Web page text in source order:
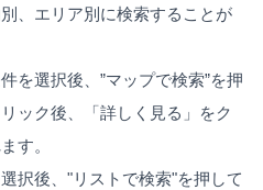
、エリア別に検索することが
を選択後、”マップで検索”を押
ック後、「詳しく見る」をク
す。
択後、"リストで検索"を押して